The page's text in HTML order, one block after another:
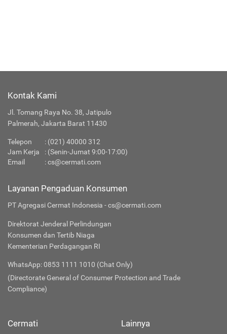
Kontak Kami
Jl. Tomang Raya No. 38, Jatipulo
Palmerah, Jakarta Barat 11430
Telepon : (021) 40000 312
Jam Kerja
: (Senin-Jumat 9:00-17:00)
Email
:cs@cermati.com
Layanan Pengaduan Konsumen
PT Agregasi Cermat Indonesia - cs@cermati.com
Direktorat Jenderal Perlindungan
Konsumen dan Tertib Niaga
Kementerian Perdagangan RI
WhatsApp: 0853 1111 1010 (Chat Only)
(Directorate General of Consumer Protection and Trade
Compliance)
Cermati Lainnya